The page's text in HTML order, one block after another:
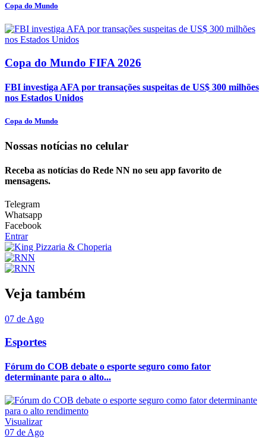
Copa do Mundo
Copa do Mundo FIFA 2026
FBI investiga AFA por transações suspeitas de US$ 300 milhões
nos Estados Unidos
Copa do Mundo
Nossas notícias no celular
Receba as notícias do Rede NN no seu app favorito de
mensagens.
Telegram
Whatsapp
Facebook
Entrar
Veja também
07 de Ago
Esportes
Fórum do COB debate o esporte seguro como fator
determinante para o alto...
Visualizar
07 de Ago